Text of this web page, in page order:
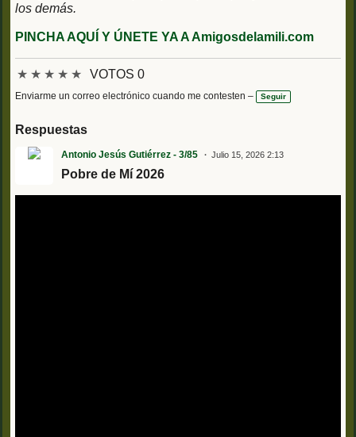
los demás.
PINCHA AQUÍ Y ÚNETE YA A Amigosdelamili.com
★ ★ ★ ★ ★ VOTOS 0
Enviarme un correo electrónico cuando me contesten – Seguir
Respuestas
Antonio Jesús Gutiérrez - 3/85 Julio 15, 2026 2:13
Pobre de Mí 2026